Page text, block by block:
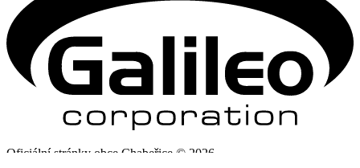
Oficiální stránky obce Chabeřice © 2026